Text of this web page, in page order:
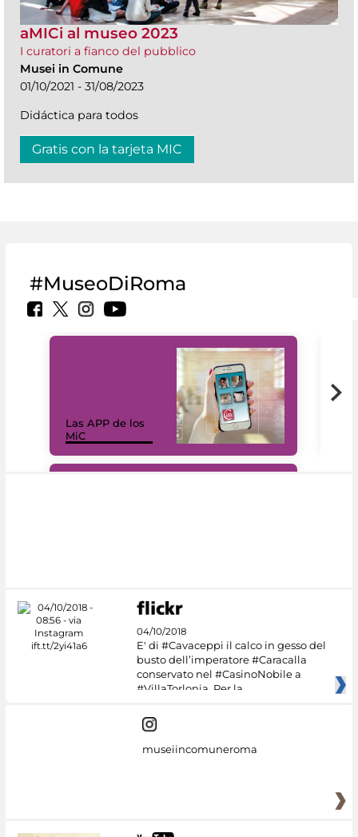
aMICi al museo 2023
I curatori a fianco del pubblico
Musei in Comune
01/10/2021 - 31/08/2023
Didáctica para todos
Gratis con la tarjeta MIC
#MuseoDiRoma
Las APP de los
MiC
04/10/2018
E' di #Cavaceppi il calco in gesso del
busto dell’imperatore #Caracalla
conservato nel #CasinoNobile a
#VillaTorlonia. Per la
museiincomuneroma